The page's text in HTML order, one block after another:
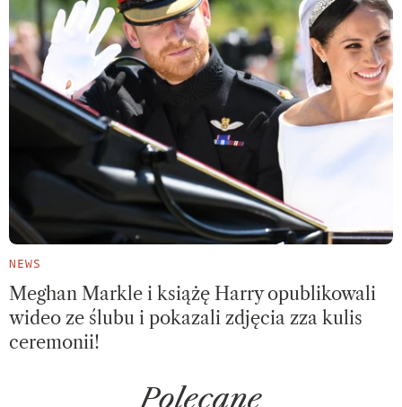
NEWS
Meghan Markle i książę Harry opublikowali
wideo ze ślubu i pokazali zdjęcia zza kulis
ceremonii!
Polecane